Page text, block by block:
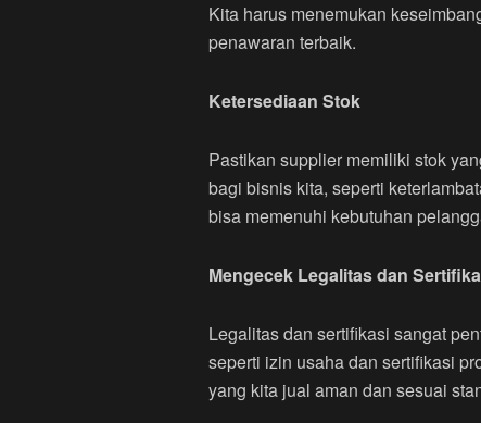
Kita harus menemukan
penawaran terbaik.
Ketersediaan Stok
Pastikan supplier memiliki stok
bagi bisnis kita, seperti
bisa memenuhi kebutuhan
Mengecek Legalitas dan
Legalitas dan sertifikasi sangat
seperti izin usaha dan sertifikasi
yang kita jual aman dan sesuai